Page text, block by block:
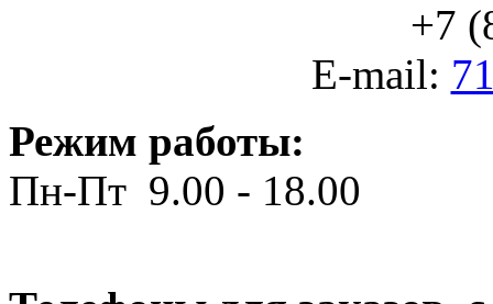
+7
E-mail:
Режим работы:
Пн-Пт 9.00 - 18.00